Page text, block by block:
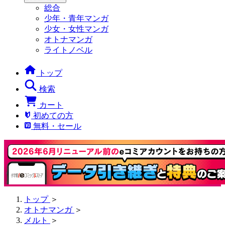
総合
少年・青年マンガ
少女・女性マンガ
オトナマンガ
ライトノベル
トップ
検索
カート
初めての方
無料・セール
トップ ＞
オトナマンガ ＞
メルト
＞